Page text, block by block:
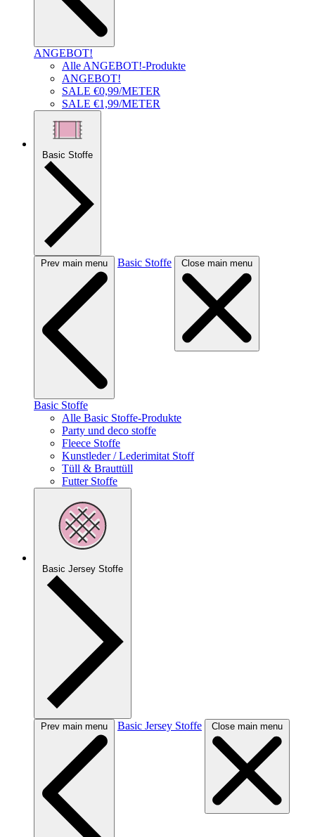
ANGEBOT!
Alle ANGEBOT!-Produkte
ANGEBOT!
SALE €0,99/METER
SALE €1,99/METER
Basic Stoffe
Prev main menu Basic Stoffe Close main menu
Basic Stoffe
Alle Basic Stoffe-Produkte
Party und deco stoffe
Fleece Stoffe
Kunstleder / Lederimitat Stoff
Tüll & Brauttüll
Futter Stoffe
Basic Jersey Stoffe
Prev main menu Basic Jersey Stoffe Close main menu